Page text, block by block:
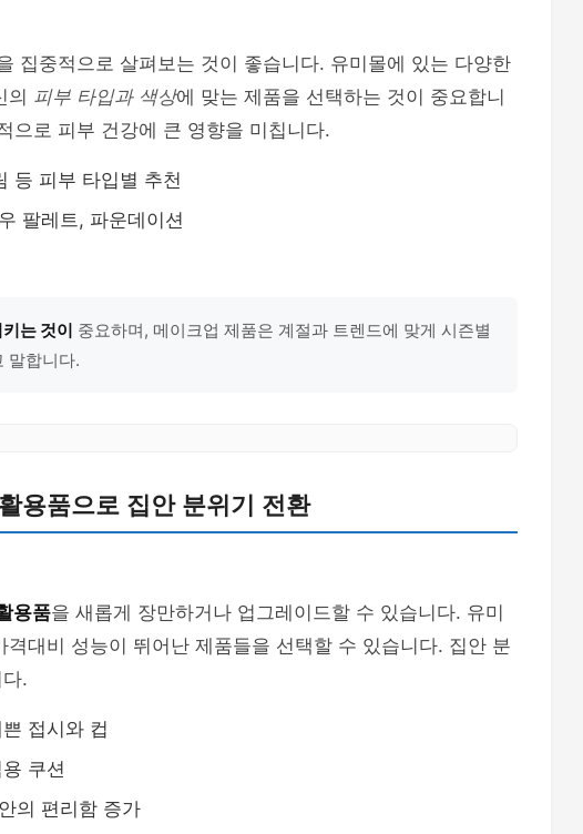
집중적으로 살펴보는 것이 좋습니다. 유미몰에 있는 다양한
의 피부 타입과 색상에 맞는 제품을 선택하는 것이 중요합니
으로 피부 건강에 큰 영향을 미칩니다.
등 피부 타입별 추천
팔레트, 파운데이션
는 것이 중요하며, 메이크업 제품은 계절과 트렌드에 맞게 시즌별
말합니다.
용품으로 집안 분위기 전환
용품을 새롭게 장만하거나 업그레이드할 수 있습니다. 유미
대비 성능이 뛰어난 제품들을 선택할 수 있습니다. 집안 분
.
접시와 컵
쿠션
의 편리함 증가